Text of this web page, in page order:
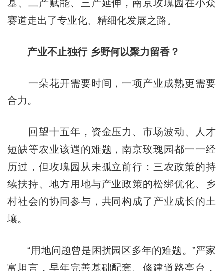
基、二产赋能、三产延伸，南京玫瑰园在小众
赛道走出了专业化、精细化发展之路。
产业不止独行 乡野何以聚力留香？
一朵花开需要时间，一项产业成熟更需要
合力。
回望十五年，资金压力、市场波动、人才
短缺等农业该遇的难题，南京玫瑰园都一一经
历过，但玫瑰园从未孤立前行：三农政策的持
续扶持、地方用地与产业政策的松绑优化、乡
村社会的协同参与，共同构成了产业成长的土
壤。
“用地问题曾是困扰园区多年的难题。”严家
富坦言，早年完善基础配套、修建道路亭台，